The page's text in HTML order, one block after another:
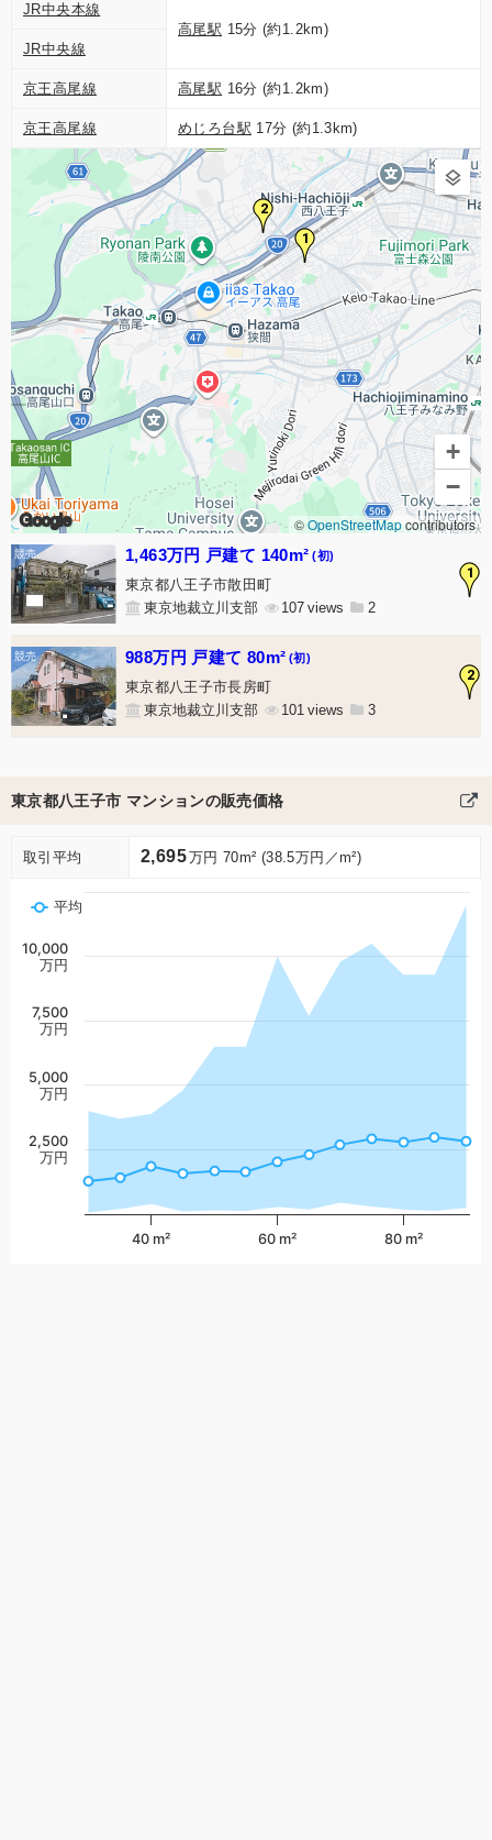
JR中央本線
高尾駅 15分 (約1.2km)
JR中央線
京王高尾線 高尾駅 16分 (約1.2km)
京王高尾線 めじろ台駅 17分 (約1.3km)
1
2
Google
+
−
©OpenStreetMapcontributors
1
1,463万円 戸建て 140m² (初)
東京都八王子市散田町
東京地裁立川支部
107 2
2
988万円 戸建て 80m² (初)
東京都八王子市長房町
東京地裁立川支部
101 3
東京都八王子市 マンションの販売価格
取引平均 2,695万円 70m² (38.5万円／m²)
平均
40 m² 60 m² 80 m²
2,500
万円
5,000
万円
7,500
万円
10,000
万円